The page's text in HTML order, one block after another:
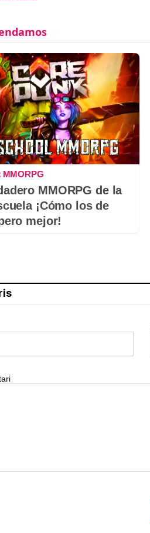
MMORPG de la
¡Cómo los de
mejor!